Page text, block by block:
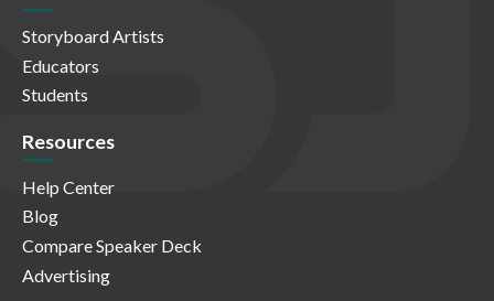
Storyboard Artists
Educators
Students
Resources
Help Center
Blog
Compare Speaker Deck
Advertising